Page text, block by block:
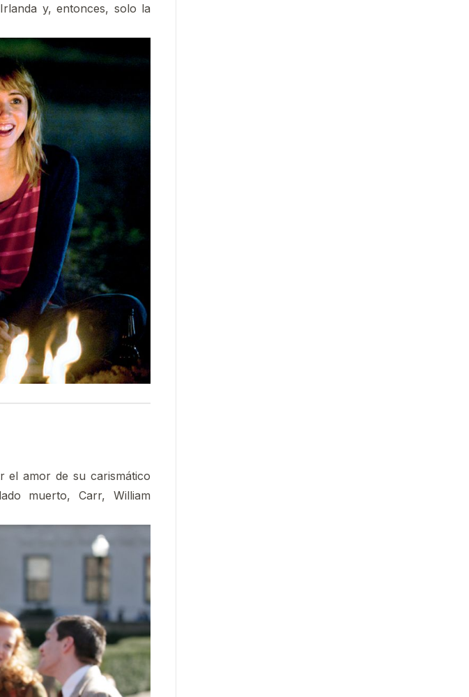
y, entonces, solo la
el amor de su carismático
muerto, Carr, William